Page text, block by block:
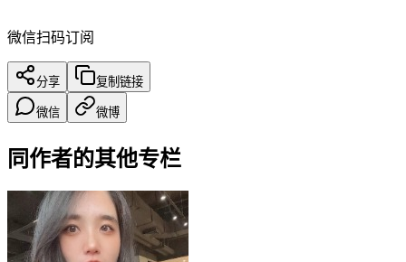
微信扫码订阅
分享 复制链接
微信 微博
同作者的其他专栏